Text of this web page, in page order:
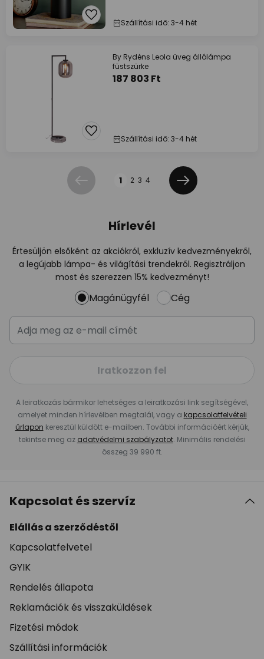
Szállítási idő: 3-4 hét
By Rydéns Leola üveg állólámpa
füstszürke
187 803 Ft
Szállítási idő: 3-4 hét
Előző 1 2 3 4
Következő
Hírlevél
Értesüljön elsőként az akciókról, exkluzív kedvezményekről,
a legújabb lámpa- és világítási trendekről. Regisztráljon
most és szerezzen 15% kedvezményt!
Magánügyfél Cég
Iratkozzon fel
A leiratkozás bármikor lehetséges a leiratkozási link segítségével,
amelyet minden hírlevélben megtalál, vagy a kapcsolatfelvételi
űrlapon keresztül küldött e-mailben. További információért kérjük,
tekintse meg az adatvédelmi szabályzatot. Minimális rendelési
összeg 39 990 ft.
Kapcsolat és szervíz
Elállás a szerződéstől
Kapcsolatfelvetel
GYIK
Rendelés állapota
Reklamációk és visszaküldések
Fizetési módok
Szállítási információk